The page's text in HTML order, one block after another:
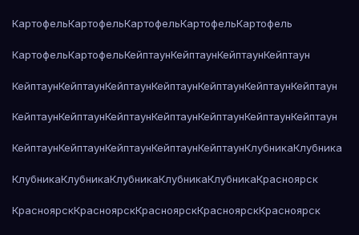
КартофельКартофельКартофельКартофельКартофель
КартофельКартофельКейптаунКейптаунКейптаунКейптаун
КейптаунКейптаунКейптаунКейптаунКейптаунКейптаунКейптаун
КейптаунКейптаунКейптаунКейптаунКейптаунКейптаунКейптаун
КейптаунКейптаунКейптаунКейптаунКейптаунКлубникаКлубника
КлубникаКлубникаКлубникаКлубникаКлубникаКрасноярск
КрасноярскКрасноярскКрасноярскКрасноярскКрасноярск